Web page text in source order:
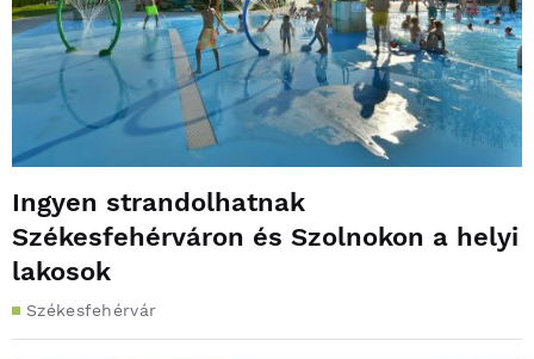
Ingyen strandolhatnak
Székesfehérváron és Szolnokon a helyi
lakosok
Székesfehérvár